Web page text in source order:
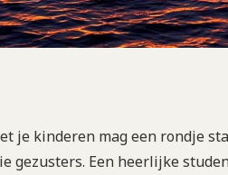
je kinderen mag een rondje
gezusters. Een heerlijke